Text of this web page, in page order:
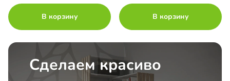
В корзину В корзину
Сделаем красиво